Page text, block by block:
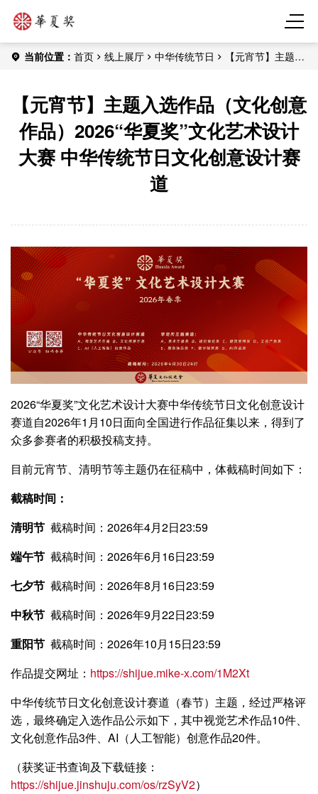
当前位置： 首页 线上展厅 中华传统节日
【元宵节】主题入
【元宵节】主题入选作品（文化创意
作品）2026“华夏奖”文化艺术设计
大赛 中华传统节日文化创意设计赛
道
2026“华夏奖”文化艺术设计大赛中华传统节日文化创意设计
赛道自2026年1月10日面向全国进行作品征集以来，得到了
众多参赛者的积极投稿支持。
目前元宵节、清明节等主题仍在征稿中，体截稿时间如下：
截稿时间：
清明节 截稿时间：2026年4月2日23:59
端午节 截稿时间：2026年6月16日23:59
七夕节 截稿时间：2026年8月16日23:59
中秋节 截稿时间：2026年9月22日23:59
重阳节 截稿时间：2026年10月15日23:59
作品提交网址： https://shijue.mike-x.com/1M2Xt
中华传统节日文化创意设计赛道（春节）主题 ，经过严格评
选，最终确定入选作品公示如下，其中视觉艺术作品10件、
文化创意作品3件、AI（人工智能）创意作品20件。
（获奖证书查询及下载链接：
https://shijue.jinshuju.com/os/rzSyV2）